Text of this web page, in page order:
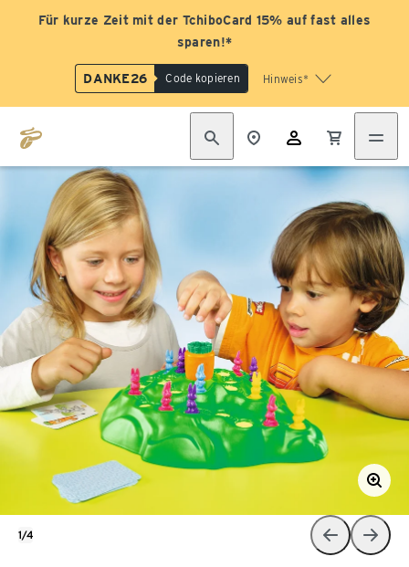
Für kurze Zeit mit der TchiboCard 15% auf fast alles
sparen!*
DANKE26 Code kopieren Hinweis*
1/4